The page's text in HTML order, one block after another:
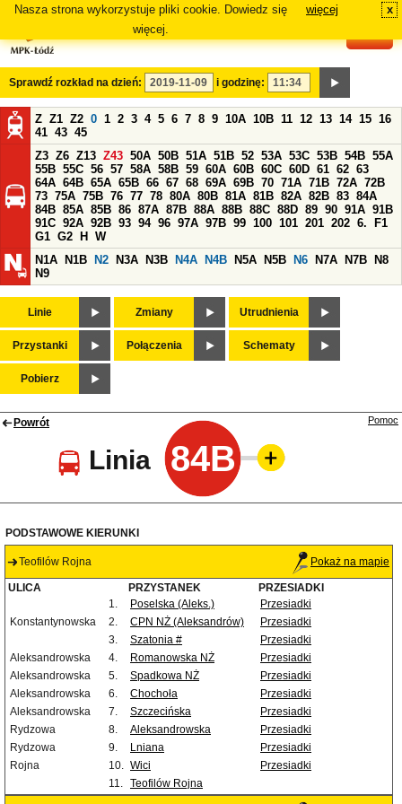
Nasza strona wykorzystuje pliki cookie. Dowiedz się
więcej.
więcej x
Sprawdź rozkład na dzień: i godzinę:
Z Z1 Z2 0 1 2 3 4 5 6 7 8 9 10A 10B 11 12 13 14 15 16
41 43 45
Z3 Z6 Z13 Z43 50A 50B 51A 51B 52 53A 53C 53B 54B 55A
55B 55C 56 57 58A 58B 59 60A 60B 60C 60D 61 62 63
64A 64B 65A 65B 66 67 68 69A 69B 70 71A 71B 72A 72B
73 75A 75B 76 77 78 80A 80B 81A 81B 82A 82B 83 84A
84B 85A 85B 86 87A 87B 88A 88B 88C 88D 89 90 91A 91B
91C 92A 92B 93 94 96 97A 97B 99 100 101 201 202 6.
F1
G1 G2 H
W
N1A
N1B N2 N3A N3B N4A N4B N5A N5B N6 N7A N7B
N8
N9
Linie Zmiany Utrudnienia
Przystanki Połączenia Schematy
Pobierz
Powrót
Linia 84B
Pomoc
PODSTAWOWE KIERUNKI
Teofilów Rojna Pokaż na mapie
ULICA PRZYSTANEK
PRZESIADKI
1.
Poselska (Aleks.)
Przesiadki
Konstantynowska
2. CPN NŻ (Aleksandrów)
Przesiadki
3.
Szatonia #
Przesiadki
Aleksandrowska
4. Romanowska NŻ
Przesiadki
Aleksandrowska
5. Spadkowa NŻ
Przesiadki
Aleksandrowska
6. Chochoła
Przesiadki
Aleksandrowska
7. Szczecińska
Przesiadki
Rydzowa
8. Aleksandrowska
Przesiadki
Rydzowa
9. Lniana
Przesiadki
Rojna
10. Wici
Przesiadki
11. Teofilów Rojna